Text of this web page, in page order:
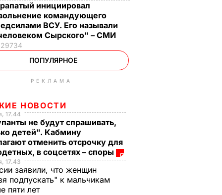
инициировал
командующего
ВСУ. Его называли
Сырского" – СМИ
29734
ПОПУЛЯРНОЕ
РЕКЛАМА
НОВОСТИ
17.44
не будут спрашивать,
детей". Кабмину
отменить отсрочку для
в соцсетях – споры
17.43
заявили, что женщин
подпускать" к мальчикам
пяти лет